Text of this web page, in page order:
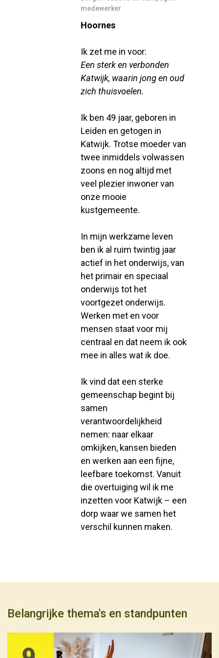
medewerker
Hoornes
Ik zet me in voor:
Een sterk en verbonden
Katwijk, waarin jong en oud
zich thuisvoelen.
Ik ben 49 jaar, geboren in
Leiden en getogen in
Katwijk. Trotse moeder van
twee inmiddels volwassen
zoons en nog altijd met
veel plezier inwoner van
onze mooie
kustgemeente.
In mijn werkzame leven
ben ik al ruim twintig jaar
actief in het onderwijs, van
het primair en speciaal
onderwijs tot het
voortgezet onderwijs.
Werken met en voor
mensen staat voor mij
centraal en dat neem ik ook
mee in alles wat ik doe.
Ik vind dat een sterke
gemeenschap begint bij
samen
verantwoordelijkheid
nemen: naar elkaar
omkijken, kansen bieden
en werken aan een fijne,
leefbare toekomst. Vanuit
die overtuiging wil ik me
inzetten voor Katwijk – een
dorp waar we samen het
verschil kunnen maken.
Belangrijke thema's en standpunten